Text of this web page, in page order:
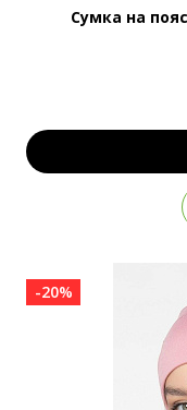
Сумка на
-20%